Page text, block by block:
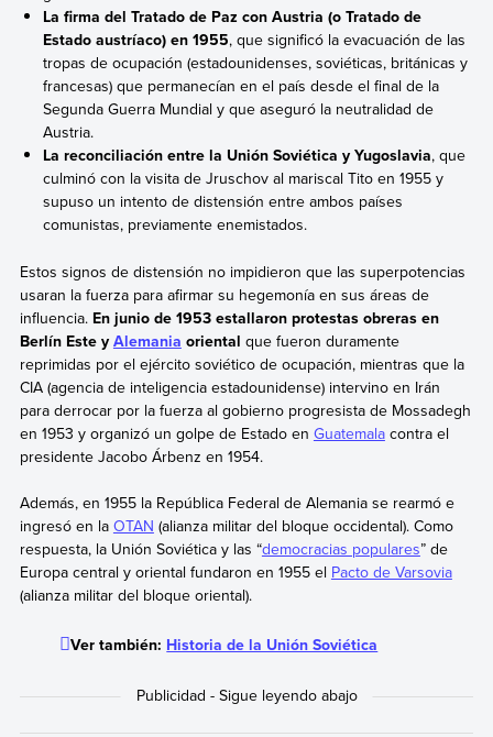
La firma del Tratado de Paz con Austria (o Tratado de
Estado austríaco) en 1955, que significó la evacuación de las
tropas de ocupación (estadounidenses, soviéticas, británicas y
francesas) que permanecían en el país desde el final de la
Segunda Guerra Mundial y que aseguró la neutralidad de
Austria.
La reconciliación entre la Unión Soviética y Yugoslavia, que
culminó con la visita de Jruschov al mariscal Tito en 1955 y
supuso un intento de distensión entre ambos países
comunistas, previamente enemistados.
Estos signos de distensión no impidieron que las superpotencias
usaran la fuerza para afirmar su hegemonía en sus áreas de
influencia. En junio de 1953 estallaron protestas obreras en
Berlín Este y Alemania oriental que fueron duramente
reprimidas por el ejército soviético de ocupación, mientras que la
CIA (agencia de inteligencia estadounidense) intervino en Irán
para derrocar por la fuerza al gobierno progresista de Mossadegh
en 1953 y organizó un golpe de Estado en Guatemalacontra el
presidente Jacobo Árbenz en 1954.
Además, en 1955 la República Federal de Alemania se rearmó e
ingresó en la OTAN (alianza militar del bloque occidental). Como
respuesta, la Unión Soviética y las “democracias populares” de
Europa central y oriental fundaron en 1955 el Pacto de Varsovia
(alianza militar del bloque oriental).
Ver también: Historia de la Unión Soviética